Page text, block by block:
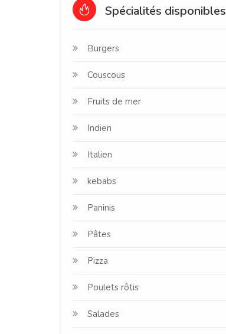
Spécialités disponibles
Burgers
Couscous
Fruits de mer
Indien
Italien
kebabs
Paninis
Pâtes
Pizza
Poulets rôtis
Salades